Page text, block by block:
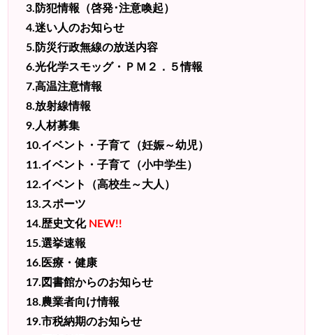
3.防犯情報（啓発･注意喚起）
4.迷い人のお知らせ
5.防災行政無線の放送内容
6.光化学スモッグ・ＰＭ２．５情報
7.高温注意情報
8.放射線情報
9.人材募集
10.イベント・子育て（妊娠～幼児）
11.イベント・子育て（小中学生）
12.イベント（高校生～大人）
13.スポーツ
14.歴史文化 NEW!!
15.選挙速報
16.医療・健康
17.図書館からのお知らせ
18.農業者向け情報
19.市税納期のお知らせ